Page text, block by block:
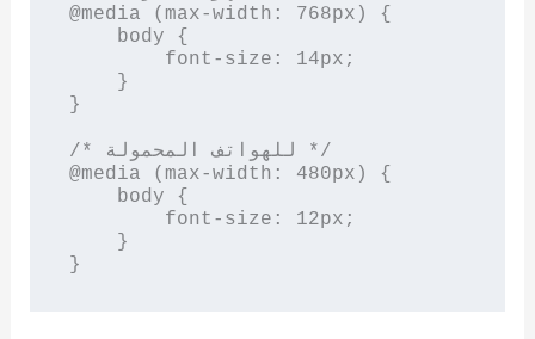
@media (max-width: 768px) {
}
/* للهواتف المحمولة */
@media (max-width: 480px) {
}